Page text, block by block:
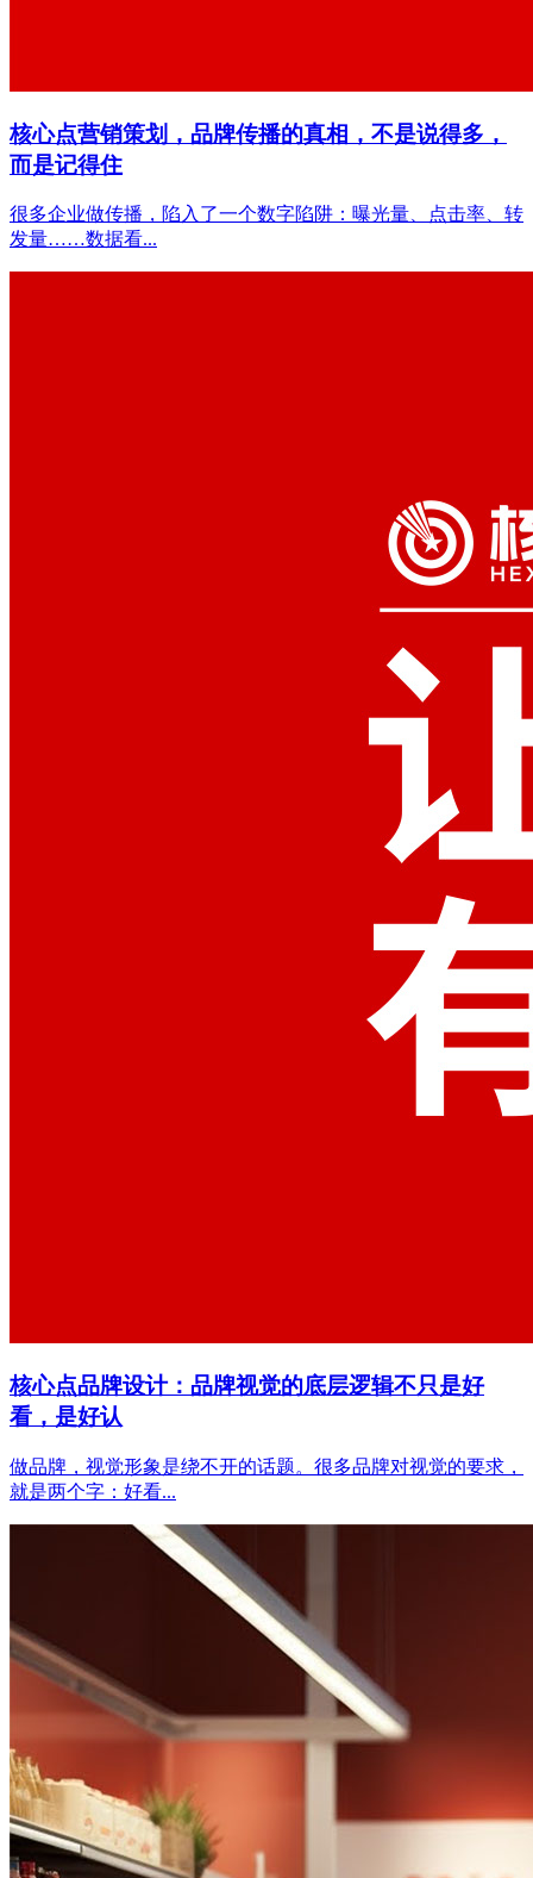
核心点营销策划，品牌传播的真相，不是说得多，
而是记得住
很多企业做传播，陷入了一个数字陷阱：曝光量、点击率、转
发量……数据看...
核心点品牌设计：品牌视觉的底层逻辑不只是好
看，是好认
做品牌，视觉形象是绕不开的话题。很多品牌对视觉的要求，
就是两个字：好看...